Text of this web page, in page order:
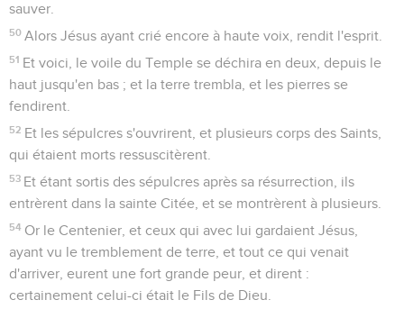
sauver.
50 Alors Jésus ayant crié encore à haute voix, rendit l'esprit.
51 Et voici, le voile du Temple se déchira en deux, depuis le
haut jusqu'en bas ; et la terre trembla, et les pierres se
fendirent.
52 Et les sépulcres s'ouvrirent, et plusieurs corps des Saints,
qui étaient morts ressuscitèrent.
53 Et étant sortis des sépulcres après sa résurrection, ils
entrèrent dans la sainte Citée, et se montrèrent à plusieurs.
54 Or le Centenier, et ceux qui avec lui gardaient Jésus,
ayant vu le tremblement de terre, et tout ce qui venait
d'arriver, eurent une fort grande peur, et dirent :
certainement celui-ci était le Fils de Dieu.